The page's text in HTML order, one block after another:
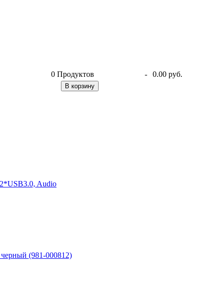
0 Продуктов - 0.00 руб.
В корзину
Audio
(981-000812)